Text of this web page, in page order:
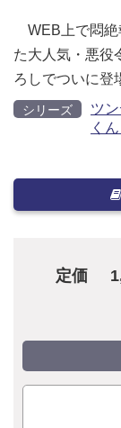
WEB上で悶絶
た大人気・悪役
ろしでついに登
シリーズ
ツ
く
定価